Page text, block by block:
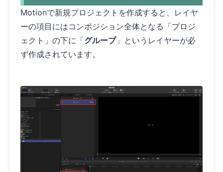
Motionで新規プロジェクトを作成すると、レイヤ
ーの項目にはコンポジション全体となる「プロジ
ェクト」の下に「グループ」というレイヤーが必
ず作成されています。